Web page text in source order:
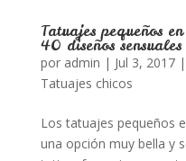
Tatuajes pequeños
40 diseños
por admin | Jul 3, 2017|
Tatuajes chicos
Los tatuajes pequeños
una opción muy bella y